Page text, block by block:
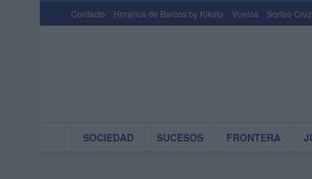
Contacto Horarios de Barcos by Kikoto Vuelos Sorteo
SOCIEDAD SUCESOS FRONTERA